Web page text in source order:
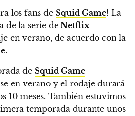
los fans de Squid Game! La
de la serie de Netflix
en verano, de acuerdo con la
.
de Squid Game
en verano y el rodaje durará
10 meses. También estuvimos
temporada durante unos